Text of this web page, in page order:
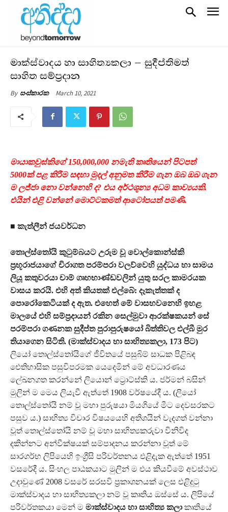
මාක්ස්වාදය හා සාහිත්‍යකලා – සුදීප්තිමත්
සාහිත සම්ප්‍රදාන
By සංස්කාරක March 10, 2021
මායාකවුස්කිගේ 150,000,000 නමැති කෘතියෙන් පිටපත්
5000ක් පළ කිරීම සඳහා මුදල් අනුමත කිරීම ගැන ඔබ ඔබ ගැන
ම ලජ්ජා නො වන්නෙහි ද? එය අර්ථශූන්‍ය අධම කාව්‍යයකි.
එයින් එළි වන්නේ මොට්ටකමත් ආටෝපයත් පමණි.
■ කැත්ලීන් ජයවර්ධන
තොල්ස්තෝයි කුටුම්බයට උරුම වූ වොල්කොන්ස්කි
ප්‍රභූරාජයාගේ චිරාගත පරම්පරා වලව්වෙහි යුද්ධය හා සාමය
ලියූ කතුවරයා චාම් ගෘහභාණ්ඩවලින් යුතු සරල කාමරයක
වාසය කරයි. එහි අත් කියතක් එල්බේ: දෑකැත්තක් ද
පොරෝකෙටියක් ද ඇත. එහෙත් මේ වාසභවනෙහි ඉහළ
මාලයේ එහි සම්ප්‍රදායන් රකින සෙල්මුවා ආරක්ෂකයන් සේ
පරම්පරා ගණනක සුදීප්ත පුරාපුරුෂයෝ බිත්තිවල එල්බී මුර
තියාගෙන සිටිති. (මාක්ස්වාදය හා සාහිත්‍යකලා, 173 පිට)
ලියෝ තොල්ස්තෝයිගේ ජීවිතයේ පසුබිම් සාධක පිළිබඳ
ඓතිහාසික පසුවිපරමක යෙදෙමින් මේ අවධාරණය
ලේඛනගත කරන්නේ ලියොන් ට්‍රොට්ස්කි ය. ජර්මන් බසින්
මුලින් ම මෙය ලියැවී ඇත්තේ 1908 වර්ෂයේදී ය. (ලියෝ
තොල්ස්තෝයි නම් වූ මහා පුරුෂයා මියගියේ මීට දෙවසරකට
පසුව ය.) සාහිත්‍ය විචාර විෂයයෙහි අතිශයින් වැදගත් වන්නා
වූත් තොල්ස්තෝයි නම් වූ මහා සාහිත්‍යකරුවා විනිවිද
දකින්නට අන්වීක්ෂයක් සම්පාදනය කරන්නා වූත් මේ
සාරගර්භ ලිපියෙහි ඉංග්‍රීසි පරිවර්තනය එළිදැක ඇත්තේ 1951
වසරේදී ය. සිංහල පාඨකයාට මුලින් ම එය කියවීමේ අවස්ථාව
උදාවුණේ 2008 වසරේ සරසවි ප්‍රකාශනයක් ලෙස එළිදුටු
මාක්ස්වාදය හා සාහිත්‍යකලා නම් වූ කෘතිය ඔස්සේ ය. ලිපියේ
පරිවර්තකයා මෙන් ම මාක්ස්වාදය හා සාහිත්‍ය කලාකෘතියේ